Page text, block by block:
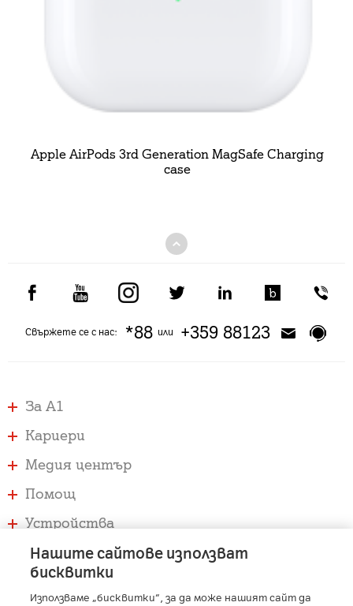
Apple AirPods 3rd Generation MagSafe Charging
case
Свържете се с нас: *88или +359 88123
За А1
Кариери
Медия център
Помощ
Устройства
Услуги
Нашите сайтове използват
бисквитки
Използваме „бисквитки“, за да може нашият сайт да